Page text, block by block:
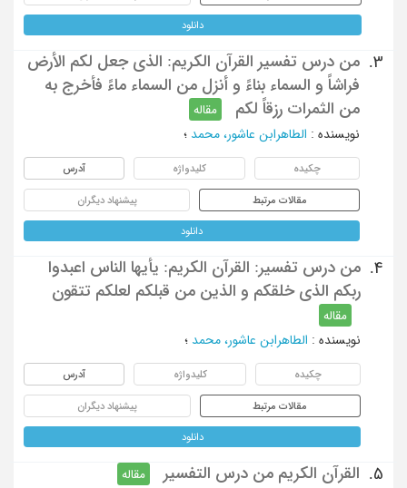
دانلود
3.
من درس تفسیر القرآن الکریم: الذی جعل لکم الأرض
فراشاً و السماء بناءً و أنزل من السماء ماءً فأخرج به
من الثمرات رزقاً لکم
مقاله
نویسنده : الطاهرابن عاشور، محمد ؛
چکیده کلیدواژه آدرس
مقالات مرتبط پیشنهاد دیگران
دانلود
4.
من درس تفسیر: القرآن الکریم: یأیها الناس اعبدوا
ربکم الذی خلقکم و الذین من قبلکم لعلکم تتقون
مقاله
نویسنده : الطاهرابن عاشور، محمد ؛
چکیده کلیدواژه آدرس
مقالات مرتبط پیشنهاد دیگران
دانلود
5. القرآن الکریم من درس التفسیر
مقاله